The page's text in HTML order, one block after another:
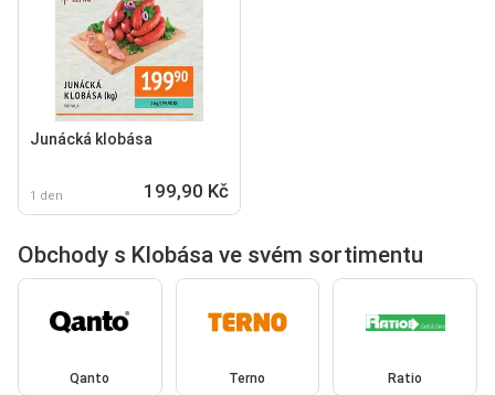
Junácká klobása
1 den 199,90 Kč
Obchody s Klobása ve svém sortimentu
Qanto Terno Ratio